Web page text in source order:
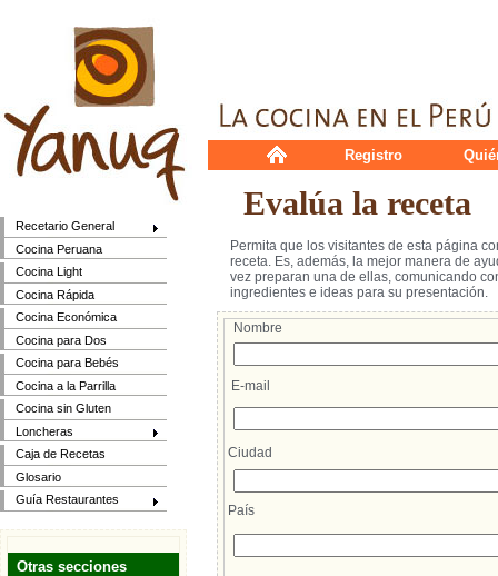
Recetario General
Cocina Peruana
Cocina Light
Cocina Rápida
Cocina Económica
Cocina para Dos
Cocina para Bebés
Cocina a la Parrilla
Cocina sin Gluten
Loncheras
Caja de Recetas
Glosario
Guía Restaurantes
Otras secciones
Registro
Evalúa la receta
Permita que los visitantes de esta página
receta. Es, además, la mejor manera de
vez preparan una de ellas, comunicando
ingredientes e ideas para su presentación.
Nombre
E-mail
Ciudad
País